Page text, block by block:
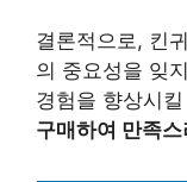
결론적으로, 킨
의 중요성을 잊
경험을 향상시
구매하여 만족